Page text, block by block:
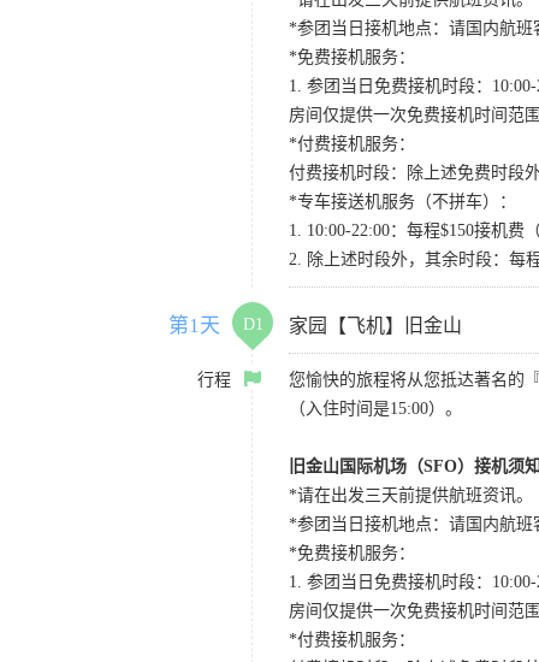
*参团当日接机地点：请国内航班
*免费接机服务：
1. 参团当日免费接机时段：
房间仅提供一次免费接机时间范
*付费接机服务：
付费接机时段：除上述免费时段
*专车接送机服务（不拼车）：
1. 10:00-22:00：每程$150接机
2. 除上述时段外，其余时段：每
第1天 D1 家园【飞机】旧金山
行程
您愉快的旅程将从您抵达著名的
（入住时间是15:00）。
旧金山国际机场（SFO）接机须
*请在出发三天前提供航班资讯。
*参团当日接机地点：请国内航班
*免费接机服务：
1. 参团当日免费接机时段：
房间仅提供一次免费接机时间范
*付费接机服务：